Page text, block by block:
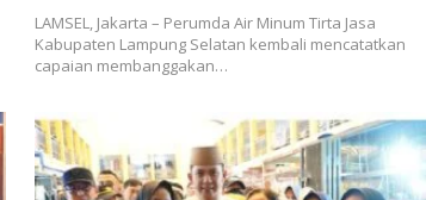
LAMSEL, Jakarta – Perumda Air Minum Tirta Jasa
Kabupaten Lampung Selatan kembali mencatatkan
capaian membanggakan…